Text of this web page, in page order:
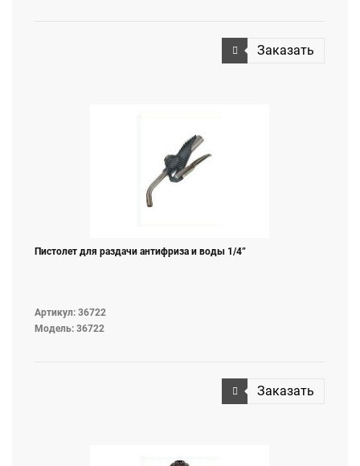
Заказать
Пистолет для раздачи антифриза и воды 1/4”
Артикул: 36722
Модель: 36722
Заказать